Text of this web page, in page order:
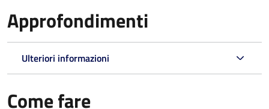
Approfondimenti
Ulteriori informazioni
Come fare